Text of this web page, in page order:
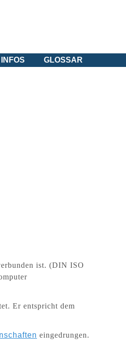
GLOSSAR
ist. (DIN ISO
Er entspricht dem
eingedrungen.